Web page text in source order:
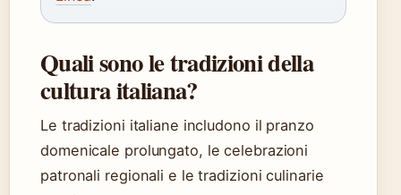
Quali sono le tradizioni della
cultura italiana?
Le tradizioni italiane includono il pranzo
domenicale prolungato, le celebrazioni
patronali regionali e le tradizioni culinarie